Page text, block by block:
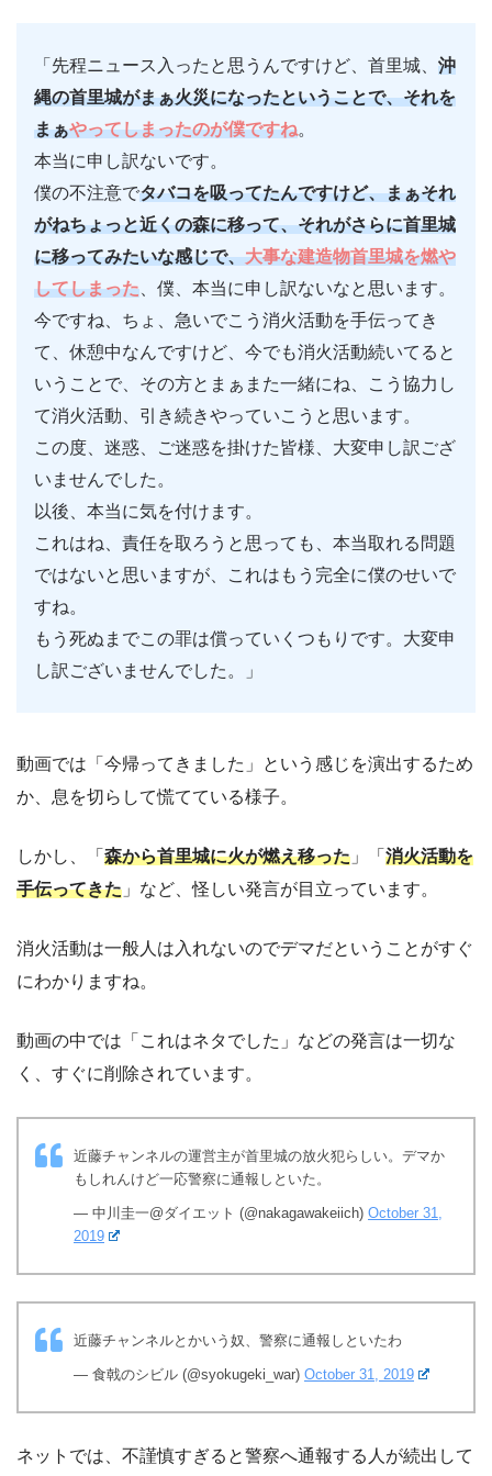
「先程ニュース入ったと思うんですけど、首里城、 沖
縄の首里城がまぁ火災になったということで、それを
まぁやってしまったのが僕ですね。
本当に申し訳ないです。
僕の不注意でタバコを吸ってたんですけど、まぁそれ
がねちょっと近くの森に移って、それがさらに首里城
に移ってみたいな感じで、大事な建造物首里城を燃や
してしまった 、僕、本当に申し訳ないなと思います。
今ですね、ちょ、急いでこう消火活動を手伝ってき
て、休憩中なんですけど、今でも消火活動続いてると
いうことで、その方とまぁまた一緒にね、こう協力し
て消火活動、引き続きやっていこうと思います。
この度、迷惑、ご迷惑を掛けた皆様、大変申し訳ござ
いませんでした。
以後、本当に気を付けます。
これはね、責任を取ろうと思っても、本当取れる問題
ではないと思いますが、これはもう完全に僕のせいで
すね。
もう死ぬまでこの罪は償っていくつもりです。大変申
し訳ございませんでした。」
動画では「今帰ってきました」という感じを演出するため
か、息を切らして慌てている様子。
しかし、「 森から首里城に火が燃え移った 」「 消火活動を
手伝ってきた 」など、怪しい発言が目立っています。
消火活動は一般人は入れないのでデマだということがすぐ
にわかりますね。
動画の中では「これはネタでした」などの発言は一切な
く、すぐに削除されています。
近藤チャンネルの運営主が首里城の放火犯らしい。デマか
もしれんけど一応警察に通報しといた。
— 中川圭一@ダイエット (@nakagawakeiich) October 31,
2019
近藤チャンネルとかいう奴、警察に通報しといたわ
— 食戟のシビル (@syokugeki_war) October 31, 2019
ネットでは、不謹慎すぎると警察へ通報する人が続出して